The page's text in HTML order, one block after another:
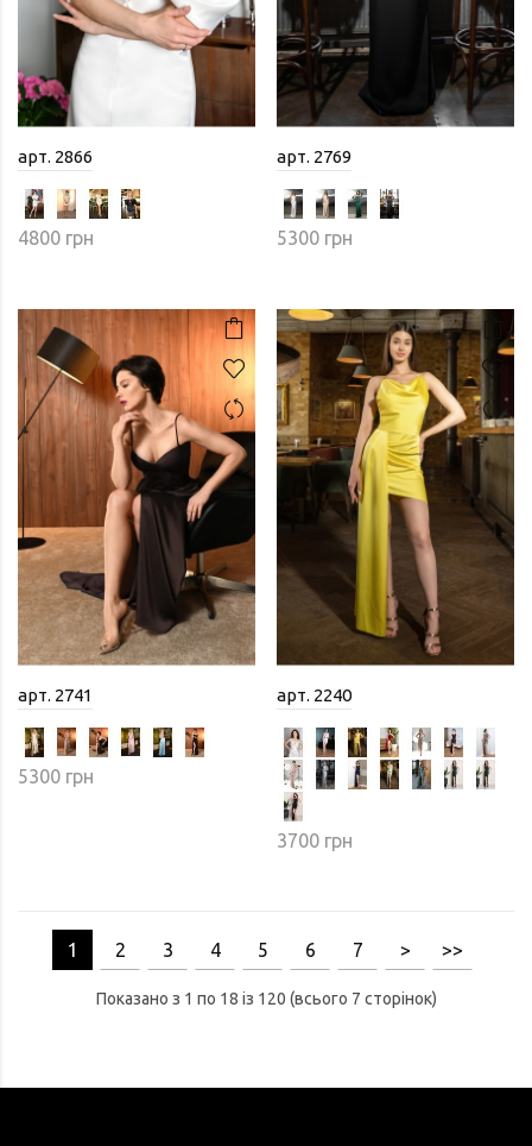
арт. 2866
4800 грн
арт. 2769
5300 грн
арт. 2741
5300 грн
арт. 2240
3700 грн
1 2 3 4 5 6 7 > >>
Показано з 1 по 18 із 120 (всього 7 сторінок)